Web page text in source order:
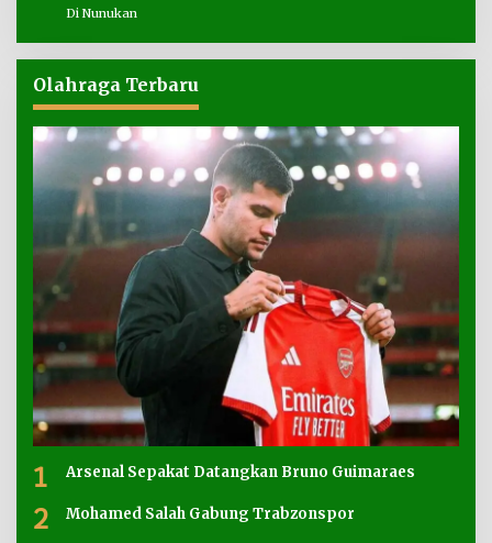
Di Nunukan
Olahraga Terbaru
1 Arsenal Sepakat Datangkan Bruno Guimaraes
2 Mohamed Salah Gabung Trabzonspor